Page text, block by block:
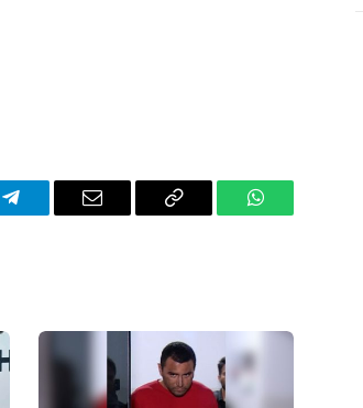
Telegram Email
Copy
WhatsApp